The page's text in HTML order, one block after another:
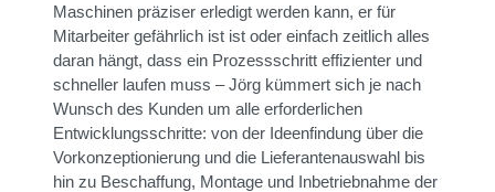
Maschinen präziser erledigt werden kann, er für
Mitarbeiter gefährlich ist ist oder einfach zeitlich alles
daran hängt, dass ein Prozessschritt effizienter und
schneller laufen muss – Jörg kümmert sich je nach
Wunsch des Kunden um alle erforderlichen
Entwicklungsschritte: von der Ideenfindung über die
Vorkonzeptionierung und die Lieferantenauswahl bis
hin zu Beschaffung, Montage und Inbetriebnahme der